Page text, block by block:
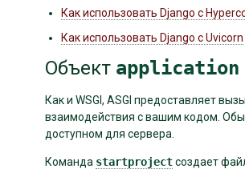
Как использовать Django с
Как использовать Django с Uvicorn
Объект application
Как и WSGI, ASGI предоставляет
взаимодействия с вашим кодом.
доступном для сервера.
Команда startprojectсоздает